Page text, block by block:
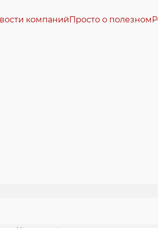
компанийПросто о полезном